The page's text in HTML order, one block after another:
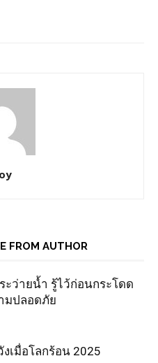
FROM AUTHOR
ะว่ายน้ำ รู้ไว้ก่อนกระโดด
มปลอดภัย
เมื่อโลกร้อน 2025